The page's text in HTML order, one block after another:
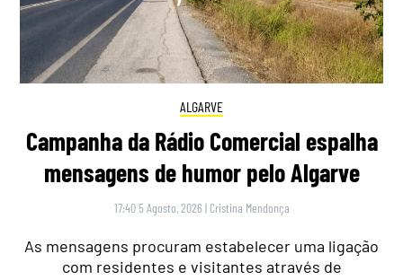
ALGARVE
Campanha da Rádio Comercial espalha
mensagens de humor pelo Algarve
17:40 5 Agosto, 2026 | Cristina Mendonça
As mensagens procuram estabelecer uma ligação
com residentes e visitantes através de